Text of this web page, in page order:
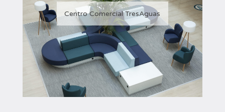
Centro Comercial TresAguas